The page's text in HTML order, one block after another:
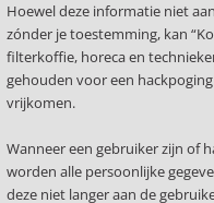
Hoewel deze informatie niet
zónder je toestemming, kan
filterkoffie, horeca en
gehouden voor een
vrijkomen.
Wanneer een gebruiker zijn of
worden alle persoonlijke
deze niet langer aan de